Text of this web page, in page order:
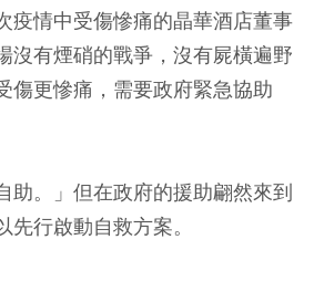
疫情中受傷慘痛的晶華酒店董事
沒有煙硝的戰爭，沒有屍橫遍野
傷更慘痛，需要政府緊急協助
助。」但在政府的援助翩然來到
行啟動自救方案。